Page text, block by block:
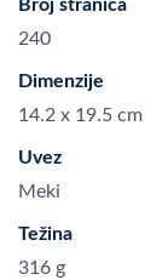
Broj stranica
240
Dimenzije
14.2 x 19.5 cm
Uvez
Meki
Težina
316 g